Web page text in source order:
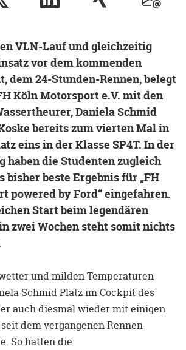
VLN-Lauf und gleichzeitig
vor dem kommenden
dem 24-Stunden-Rennen, belegt
Köln Motorsport e.V. mit den
Daniela Schmid
bereits zum vierten Mal in
eins in der Klasse SP4T. In der
haben die Studenten zugleich
bisher beste Ergebnis für „FH
powered by Ford“ eingefahren.
Start beim legendären
zwei Wochen steht somit nichts
und milden Temperaturen
Schmid Platz im Cockpit des
auch diesmal wieder mit einigen
dem vergangenen Rennen
So hatten die